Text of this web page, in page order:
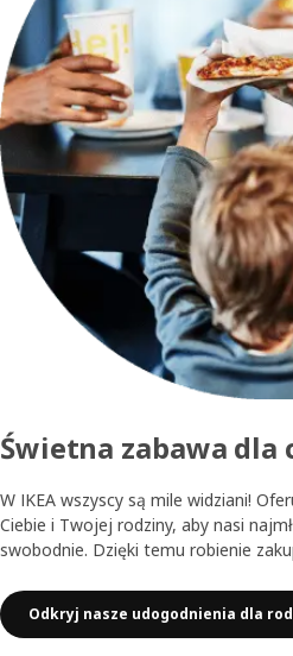
Świetna zabawa dla
W IKEA wszyscy są mile widziani!
Ciebie i Twojej rodziny, aby nasi
swobodnie. Dzięki temu robienie
Odkryj nasze udogodnienia dla